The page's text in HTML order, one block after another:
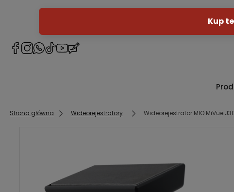
Strona główna Wideorejestratory Wideorejestrator MIO MiVue